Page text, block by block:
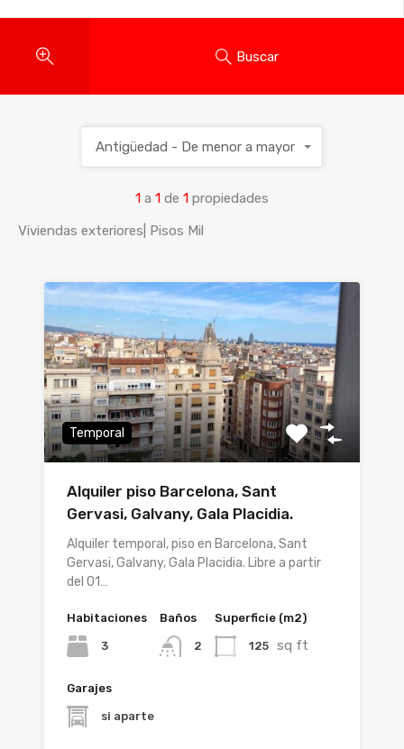
Buscar
1 a 1 de 1 propiedades
Antigüedad - De menor a mayor
Viviendas exteriores| Pisos Mil
Temporal
Alquiler piso Barcelona, Sant
Gervasi, Galvany, Gala Placidia.
Alquiler temporal, piso en Barcelona, Sant
Gervasi, Galvany, Gala Placidia. Libre a partir
del 01…
Habitaciones
3
Baños
2
Superficie (m2)
125 sq ft
Garajes
si aparte